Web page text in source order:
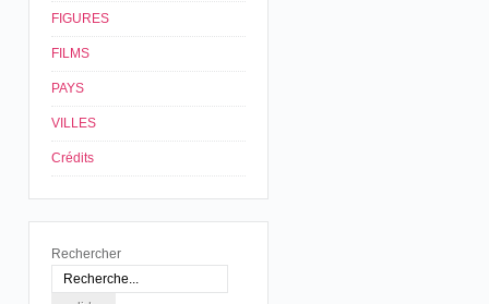
FIGURES
FILMS
PAYS
VILLES
Crédits
Rechercher